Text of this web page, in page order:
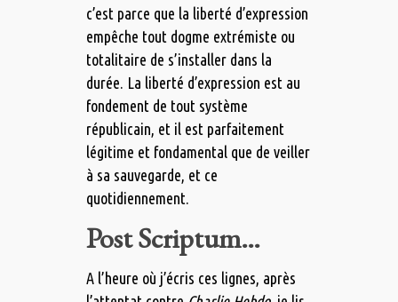
c’est parce que la liberté d’expression
empêche tout dogme extrémiste ou
totalitaire de s’installer dans la
durée. La liberté d’expression est au
fondement de tout système
républicain, et il est parfaitement
légitime et fondamental que de veiller
à sa sauvegarde, et ce
quotidiennement.
Post Scriptum…
A l’heure où j’écris ces lignes, après